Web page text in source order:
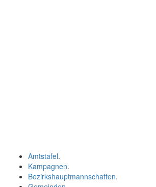
Amtstafel.
Kampagnen.
Bezirkshauptmannschaften.